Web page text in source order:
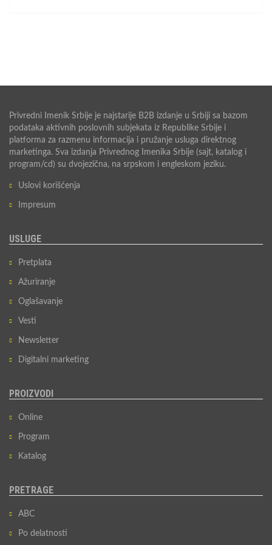
Privredni Imenik Srbije je najstarije B2B izdanje u Srbiji sa bazom
podataka aktivnih poslovnih subjekata iz Republike Srbije i
platforma za razmenu informacija i pružanje usluga direktnog
marketinga. Sva izdanja Privrednog Imenika Srbije (sajt, katalog i
program/cd) su dvojezična, na srpskom i engleskom jeziku.
Uslovi korišćenja
Impresum
USLUGE
Pretplata
Ažuriranje
Oglašavanje
Vesti
Newsletter
Digitalni marketing
PROIZVODI
Online
Program
Katalog
PRETRAGE
ABC
Po delatnosti